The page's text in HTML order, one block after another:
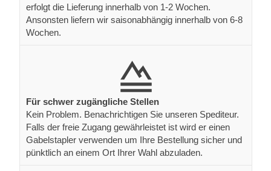
erfolgt die Lieferung innerhalb von 1-2 Wochen.
Ansonsten liefern wir saisonabhängig innerhalb von 6-8
Wochen.
Für schwer zugängliche Stellen
Kein Problem. Benachrichtigen Sie unseren Spediteur.
Falls der freie Zugang gewährleistet ist wird er einen
Gabelstapler verwenden um Ihre Bestellung sicher und
pünktlich an einem Ort Ihrer Wahl abzuladen.